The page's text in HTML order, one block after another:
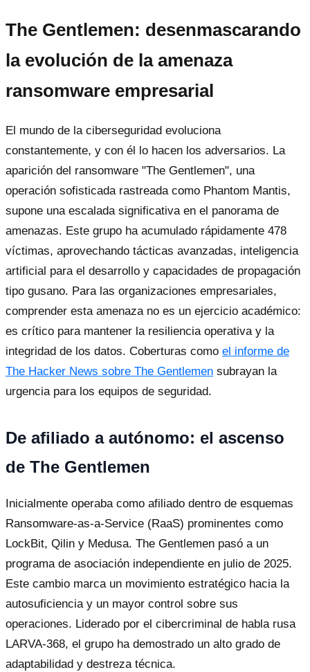
The Gentlemen: desenmascarando
la evolución de la amenaza
ransomware empresarial
El mundo de la ciberseguridad evoluciona
constantemente, y con él lo hacen los adversarios. La
aparición del ransomware "The Gentlemen", una
operación sofisticada rastreada como Phantom Mantis,
supone una escalada significativa en el panorama de
amenazas. Este grupo ha acumulado rápidamente 478
víctimas, aprovechando tácticas avanzadas, inteligencia
artificial para el desarrollo y capacidades de propagación
tipo gusano. Para las organizaciones empresariales,
comprender esta amenaza no es un ejercicio académico:
es crítico para mantener la resiliencia operativa y la
integridad de los datos. Coberturas como el informe de
The Hacker News sobre The Gentlemen subrayan la
urgencia para los equipos de seguridad.
De afiliado a autónomo: el ascenso
de The Gentlemen
Inicialmente operaba como afiliado dentro de esquemas
Ransomware-as-a-Service (RaaS) prominentes como
LockBit, Qilin y Medusa. The Gentlemen pasó a un
programa de asociación independiente en julio de 2025.
Este cambio marca un movimiento estratégico hacia la
autosuficiencia y un mayor control sobre sus
operaciones. Liderado por el cibercriminal de habla rusa
LARVA-368, el grupo ha demostrado un alto grado de
adaptabilidad y destreza técnica.